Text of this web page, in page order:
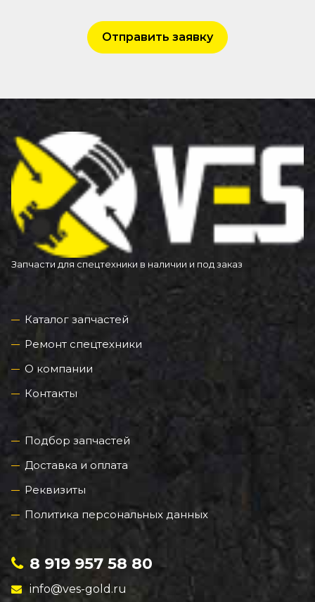
Отправить заявку
Запчасти для спецтехники в наличии и под заказ
Каталог запчастей
Ремонт спецтехники
О компании
Контакты
Подбор запчастей
Доставка и оплата
Реквизиты
Политика персональных данных
8 919 957 58 80
info@ves-gold.ru